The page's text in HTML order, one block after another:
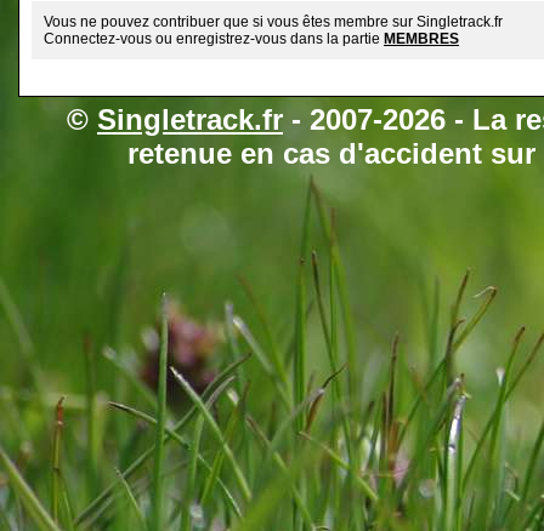
Vous ne pouvez contribuer que si vous êtes membre sur Singletrack.fr
Connectez-vous ou enregistrez-vous dans la partie MEMBRES
© Singletrack.fr - 2007-2026 - La
retenue en cas d'accident